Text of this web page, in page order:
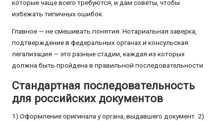
которые чаще всего требуются, и дам советы, чтобы
избежать типичных ошибок.
Главное — не смешивать понятия. Нотариальная заверка,
подтверждение в федеральных органах и консульская
легализация — это разные стадии, каждая из которых
должна быть пройдена в правильной последовательности.
Стандартная последовательность
для российских документов
1) Оформление оригинала у органа, выдавшего документ. 2)